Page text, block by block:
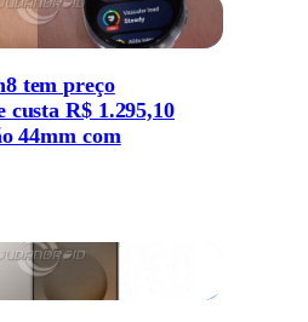
tem preço
custa R$ 1.295,10
44mm com